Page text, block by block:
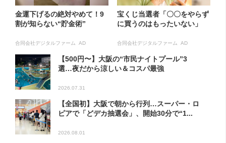
金運下げるの絶対やめて！9
割が知らない“貯金術”
合同会社デジタルファーム AD
宝くじ当選者「〇〇をやらず
に買うのはもったいない」
合同会社デジタルファーム AD
【500円〜】大阪の“市民ナイトプール”3
選…夜だから涼しい＆コスパ最強
2026.07.31
【全国初】大阪で朝から行列…スーパー・ロ
ピアで「どデカ抽選会」、開始30分で“1...
2026.08.01